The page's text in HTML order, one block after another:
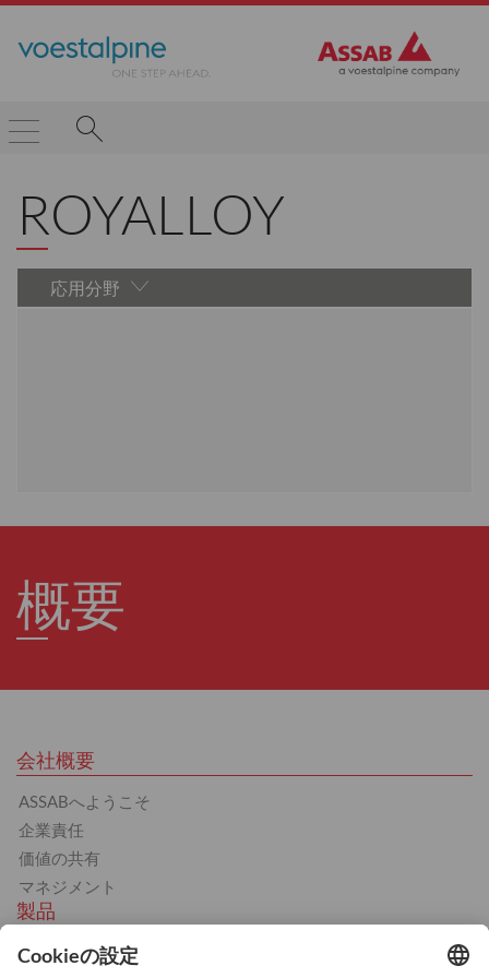
ROYALLOY
応用分野
概要
会社概要
ASSABへようこそ
企業責任
価値の共有
マネジメント
製品
工具鋼